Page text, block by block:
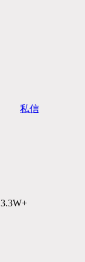
私信
3.3W+